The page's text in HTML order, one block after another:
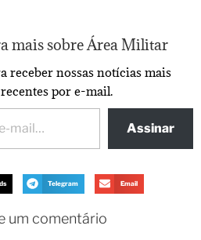
mais sobre Área Militar
receber nossas notícias mais
recentes por e-mail.
Assinar
Telegram Email
um comentário